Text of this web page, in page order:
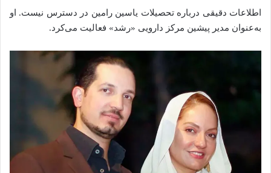
اطلاعات دقیقی درباره تحصیلات یاسین رامین در دسترس نیست.
او
به‌عنوان مدیر پیشین مرکز دارویی «رشد» فعالیت می‌کرد.